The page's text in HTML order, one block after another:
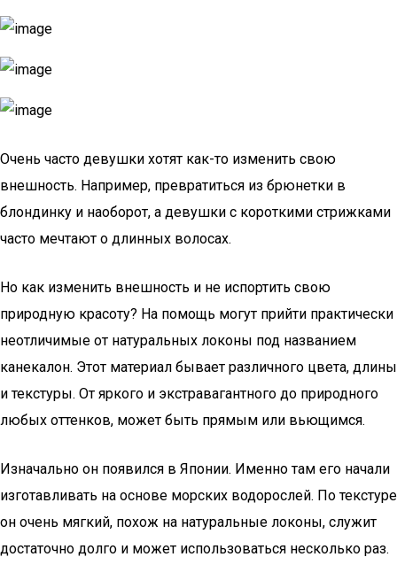
Очень часто девушки хотят как-то изменить свою
внешность. Например, превратиться из брюнетки в
блондинку и наоборот, а девушки с короткими стрижками
часто мечтают о длинных волосах.
Но как изменить внешность и не испортить свою
природную красоту? На помощь могут прийти практически
неотличимые от натуральных локоны под названием
канекалон. Этот материал бывает различного цвета, длины
и текстуры. От яркого и экстравагантного до природного
любых оттенков, может быть прямым или вьющимся.
Изначально он появился в Японии. Именно там его начали
изготавливать на основе морских водорослей. По текстуре
он очень мягкий, похож на натуральные локоны, служит
достаточно долго и может использоваться несколько раз.